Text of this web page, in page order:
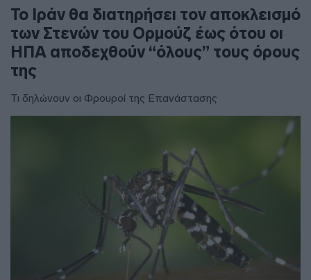
To Ιράν θα διατηρήσει τον αποκλεισμό
των Στενών του Ορμούζ έως ότου οι
ΗΠΑ αποδεχθούν “όλους” τους όρους
της
Τι δηλώνουν οι Φρουροί της Επανάστασης